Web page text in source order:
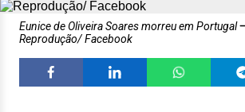
Eunice de Oliveira Soares morreu em Portugal
Reprodução/ Facebook